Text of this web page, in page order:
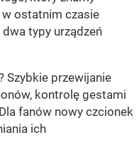
ostatnim czasie
typy urządzeń
Szybkie przewijanie
kontrolę gestami
fanów nowy czcionek
ich